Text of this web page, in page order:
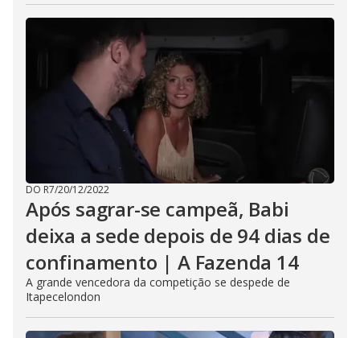
DO R7/20/12/2022
Após sagrar-se campeã, Babi
deixa a sede depois de 94 dias de
confinamento | A Fazenda 14
A grande vencedora da competição se despede de
Itapecelondon